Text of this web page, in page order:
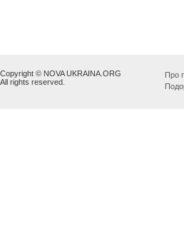
Copyright © NOVA UKRAINA.ORG
All rights reserved.
Про